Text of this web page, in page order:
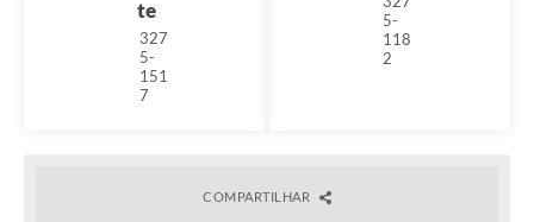
te
327
5-
151
7
5-
118
2
COMPARTILHAR